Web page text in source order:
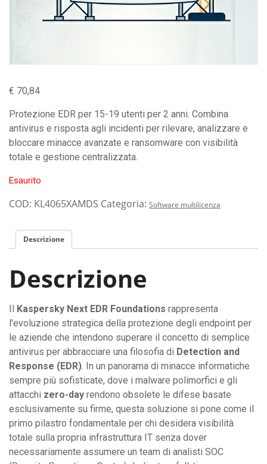
€ 70,84
Protezione EDR per 15-19 utenti per 2 anni. Combina
antivirus e risposta agli incidenti per rilevare, analizzare e
bloccare minacce avanzate e ransomware con visibilità
totale e gestione centralizzata.
Esaurito
COD: KL4065XAMDS Categoria: Software multilicenza
Descrizione
Descrizione
Il Kaspersky Next EDR Foundations rappresenta
l'evoluzione strategica della protezione degli endpoint per
le aziende che intendono superare il concetto di semplice
antivirus per abbracciare una filosofia di Detection and
Response (EDR). In un panorama di minacce informatiche
sempre più sofisticate, dove i malware polimorfici e gli
attacchi zero-day rendono obsolete le difese basate
esclusivamente su firme, questa soluzione si pone come il
primo pilastro fondamentale per chi desidera visibilità
totale sulla propria infrastruttura IT senza dover
necessariamente assumere un team di analisti SOC